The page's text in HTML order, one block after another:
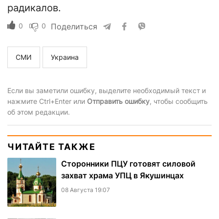
радикалов.
0 0 Поделиться
СМИ Украина
Если вы заметили ошибку, выделите необходимый текст и
нажмите Ctrl+Enter или Отправить ошибку, чтобы сообщить
об этом редакции.
ЧИТАЙТЕ ТАКЖЕ
Сторонники ПЦУ готовят силовой
захват храма УПЦ в Якушинцах
08 Августа 19:07